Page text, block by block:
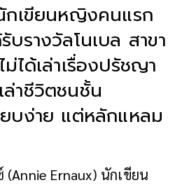
กเขียนหญิงคนแรก
บรางวัลโนเบล สาขา
ได้เล่าเรื่องปรัชญา
าชีวิตชนชั้น
บง่าย แต่หลักแหลม
Ernaux) นักเขียน